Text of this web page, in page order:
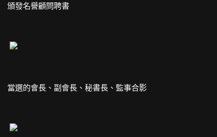
頒發名譽顧問聘書
當選的會長、副會長、秘書長、監事合影